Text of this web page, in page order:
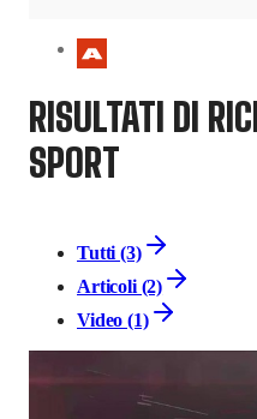
RISULTATI DI
SPORT
Tutti (3)
Articoli (2)
Video (1)